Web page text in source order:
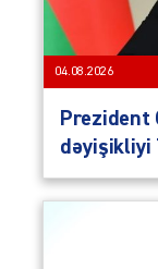
04.08.2026
Prezident
dəyişikliyi